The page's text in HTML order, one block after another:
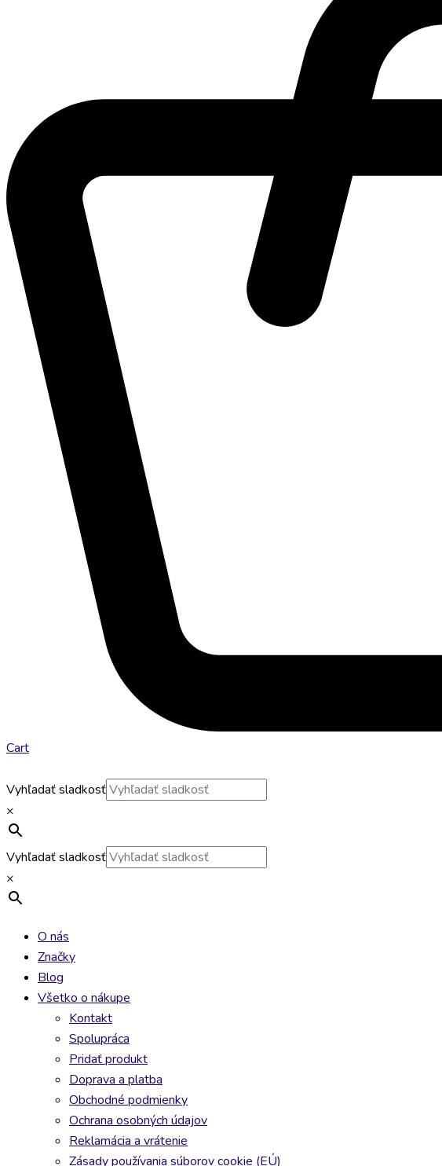
Cart
Vyhľadať sladkosť
×
Vyhľadať sladkosť
×
O nás
Značky
Blog
Všetko o nákupe
Kontakt
Spolupráca
Pridať produkt
Doprava a platba
Obchodné podmienky
Ochrana osobných údajov
Reklamácia a vrátenie
Zásady používania súborov cookie (EÚ)